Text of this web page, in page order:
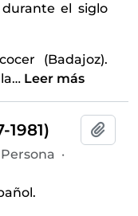
el siglo
(Badajoz).
… Leer más
1981)
Persona ·